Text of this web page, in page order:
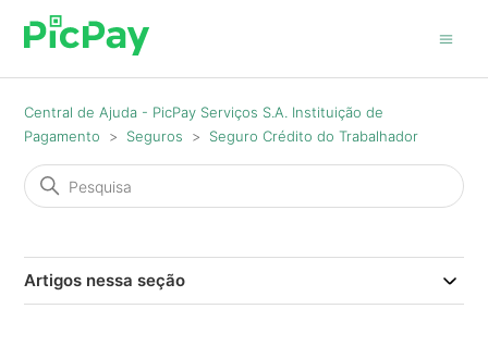
Central de Ajuda - PicPay Serviços S.A. Instituição de
Pagamento
Seguros Seguro Crédito do Trabalhador
Artigos nessa seção